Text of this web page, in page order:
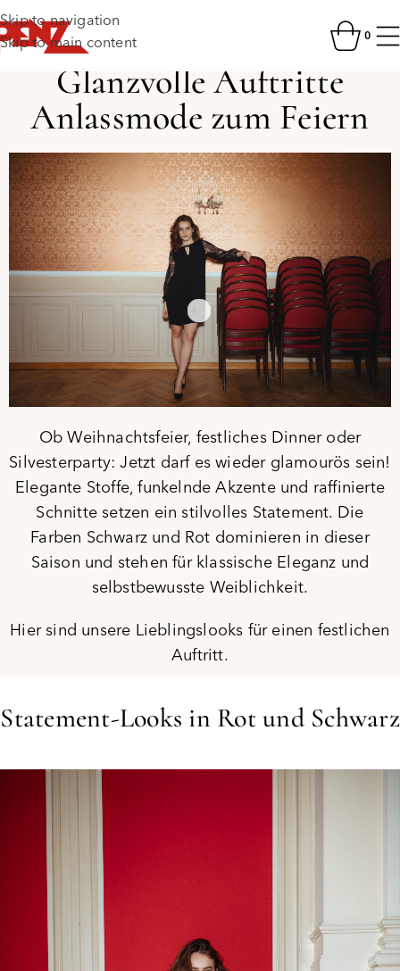
Skip to navigation
Skip to main content
0
Glanzvolle Auftritte
Anlassmode zum Feiern
Ob Weihnachtsfeier, festliches Dinner oder
Silvesterparty: Jetzt darf es wieder glamourös sein!
Elegante Stoffe, funkelnde Akzente und raffinierte
Schnitte setzen ein stilvolles Statement. Die
Farben Schwarz und Rot dominieren in dieser
Saison und stehen für klassische Eleganz und
selbstbewusste Weiblichkeit.
Hier sind unsere Lieblingslooks für einen festlichen
Auftritt.
Statement-Looks in Rot und Schwarz